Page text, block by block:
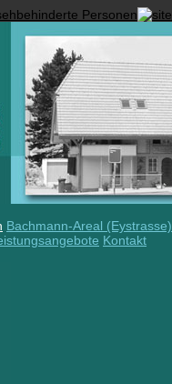
Bachmann-Areal (Eystrasse)
Kontakt